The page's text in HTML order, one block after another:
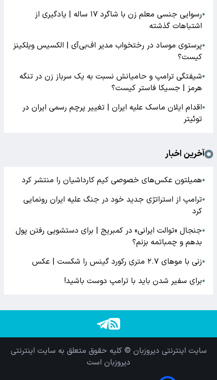
●
رسوایی جنسی معلم زن با شاگرد ۱۷ ساله | یادگیری از
اشتباهات گذشته
●پرستوی موساد در رختخواب مدیر اف‌بی‌آی | الکسیس ویلکینز
کیست؟
●شیفتگی ترامپ و حامیانش نسبت به یک سرباز زن در تنگه
هرمز | جسیکا فاستر کیست؟
●اقدام ایلان ماسک علیه ایران | تغییر پرچم رسمی ایران در
توئیتر
آخرین اخبار
●همیلتون عکس‌های خصوصی کیم‌ کارداشیان را منتشر کرد
●ترامپ از استراتژی جدید خود در جنگ علیه ایران رونمایی
کرد
●جنجال «توالت ایرانی» در کمبریج | برای دستشویی رفتن پول
بدهم و چمباتمه بزنم؟
●زنی با موهای ۲.۷ متری رکورد گینس را شکست | عکس
●برای سفیر شدن باید با ترامپ دوست باشید!
سایت اینترنتی دیروزبان © کلیه حقوق متعلق به سایت اینترنتی
دیروزبان است